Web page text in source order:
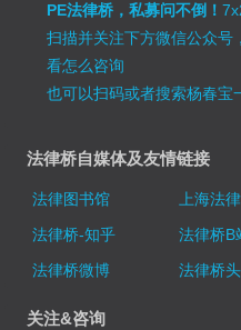
PE法律桥，私募问不倒！
扫描并关注下方微信公众号
看怎么咨询
也可以扫码或者搜索杨春
法律桥自媒体及友情链接
法律图书馆 上海法
法律桥-知乎
法律桥B
法律桥微博
法律桥
关注&咨询